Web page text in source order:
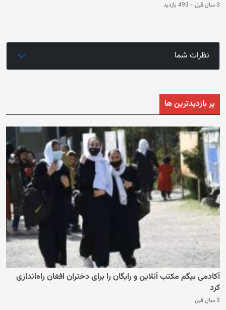
3 سال قبل - 493 بازدید
نظرات شما
پر بازدیدترین ها
آکادمی بیگم مکتب آنلاین و رایگان را برای دختران افغان راه‌اندازی
کرد
3 سال قبل